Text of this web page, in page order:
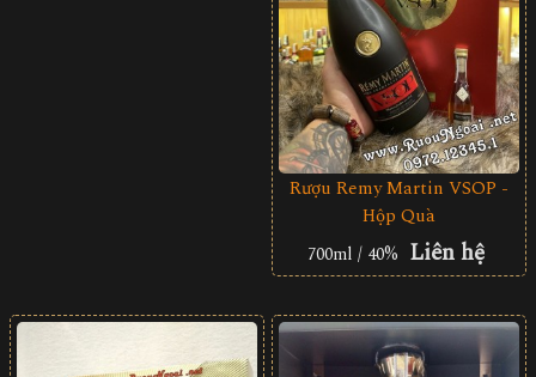
Rượu Remy Martin VSOP -
Hộp Quà
700ml / 40% Liên hệ